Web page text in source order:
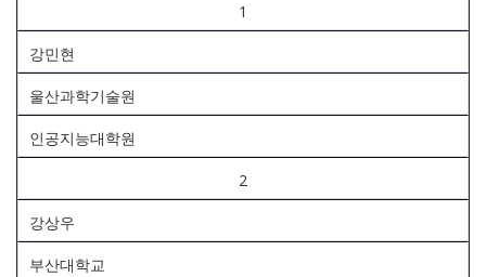
1
강민현
울산과학기술원
인공지능대학원
2
강상우
부산대학교